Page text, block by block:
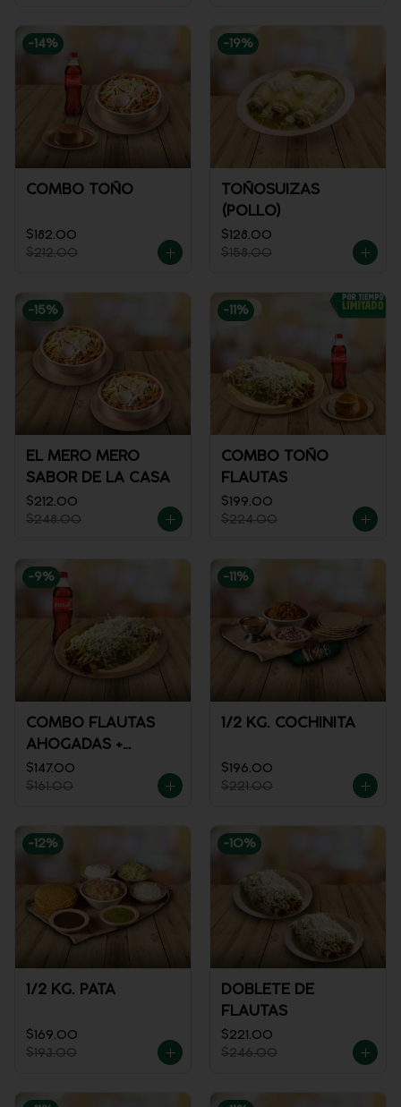
-14%
COMBO TOÑO
$182.00
$212.00
-19%
TOÑOSUIZAS
(POLLO)
$128.00
$158.00
-15%
EL MERO MERO
SABOR DE LA CASA
$212.00
$248.00
-11 %
COMBO TOÑO
FLAUTAS
$199.00
$224.00
-9%
COMBO FLAUTAS
AHOGADAS +
REFRESCO
$147.00
$161.00
-11 %
1/2 KG. COCHINITA
$196.00
$221.00
-12%
1/2 KG. PATA
$169.00
$193.00
-10%
DOBLETE DE
FLAUTAS
$221.00
$246.00